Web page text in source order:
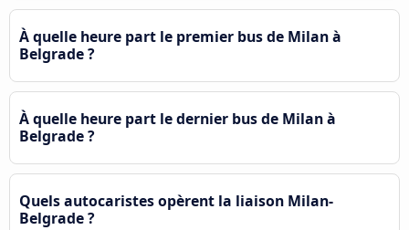
À quelle heure part le premier bus de Milan à
Belgrade ?
À quelle heure part le dernier bus de Milan à
Belgrade ?
Quels autocaristes opèrent la liaison Milan-
Belgrade ?